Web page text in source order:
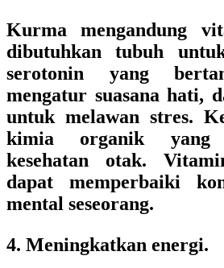
Kurma mengandung
dibutuhkan tubuh
serotonin yang
mengatur suasana hati,
untuk melawan stres.
kimia organik yang
kesehatan otak.
dapat memperbaiki
mental seseorang.
4. Meningkatkan energi.